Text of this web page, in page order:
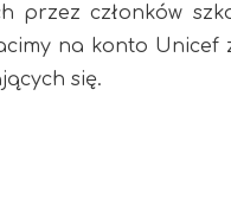
przez członków
na konto
się.